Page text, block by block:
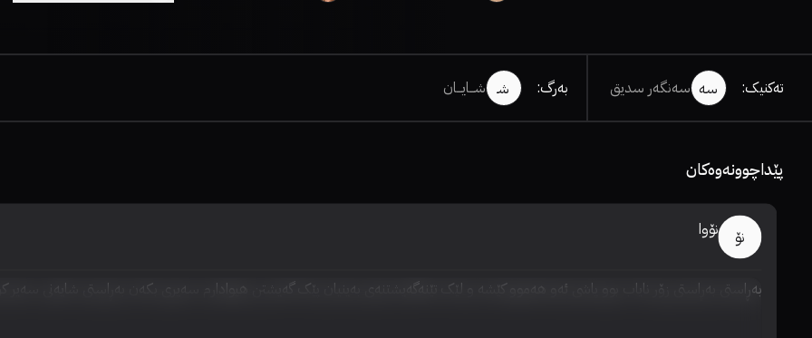
تەکنیک: سە سەنگەر سدیق بەرگ: شـ شـــایـــان
پێداچوونەوەکان
نۆ نۆوا
بەڕاستی بەڕاستی زۆر نایاب بوو پاشی ئەو هەموو کێشە و لێک تێنەگەیشتنەی بەینیان پێک گەیشتن هیوادارم سەیری بکەن بەڕاستی شایەنی سەیر